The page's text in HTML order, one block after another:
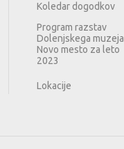
Koledar dogodkov
Program razstav
Dolenjskega muzeja
Novo mesto za leto
2023
Lokacije